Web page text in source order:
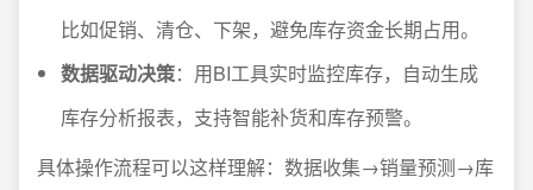
比如促销、清仓、下架，避免库存资金长期占用。
数据驱动决策：用BI工具实时监控库存，自动生成
库存分析报表，支持智能补货和库存预警。
具体操作流程可以这样理解：数据收集→销量预测→库